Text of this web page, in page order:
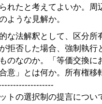
れたと考えてよいか。周
ような見解か。
な法解釈として、区分所
拒否した場合、強制執行
のなのか。「等価交換に
意」とは何か。所有権移
トの選択制の提言につい